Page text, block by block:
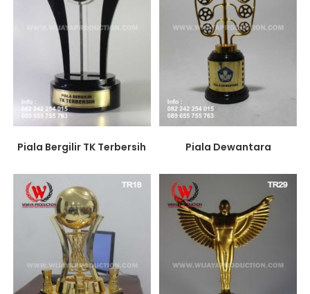
Piala Bergilir TK Terbersih Piala Dewantara